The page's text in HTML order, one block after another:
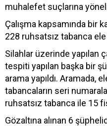
muhalefet suçlarına
Çalışma kapsamında bir
228 ruhsatsız tabanca
Silahlar üzerinde yapılan
tespiti yapılan başka bir
arama yapıldı. Aramada,
tabancaların seri
ruhsatsız tabanca ile 15
Gözaltına alınan 6